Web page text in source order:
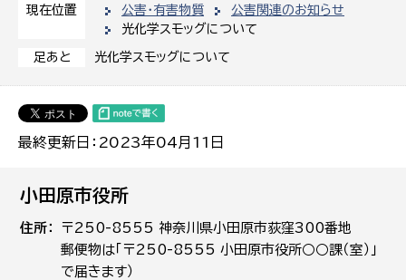
現在位置
公害・有害物質
公害関連のお知らせ
光化学スモッグについて
足あと 光化学スモッグについて
最終更新日：2023年04月11日
小田原市役所
住所
〒250-8555 神奈川県小田原市荻窪300番地
郵便物は「〒250-8555 小田原市役所○○課（室）」
で届きます）